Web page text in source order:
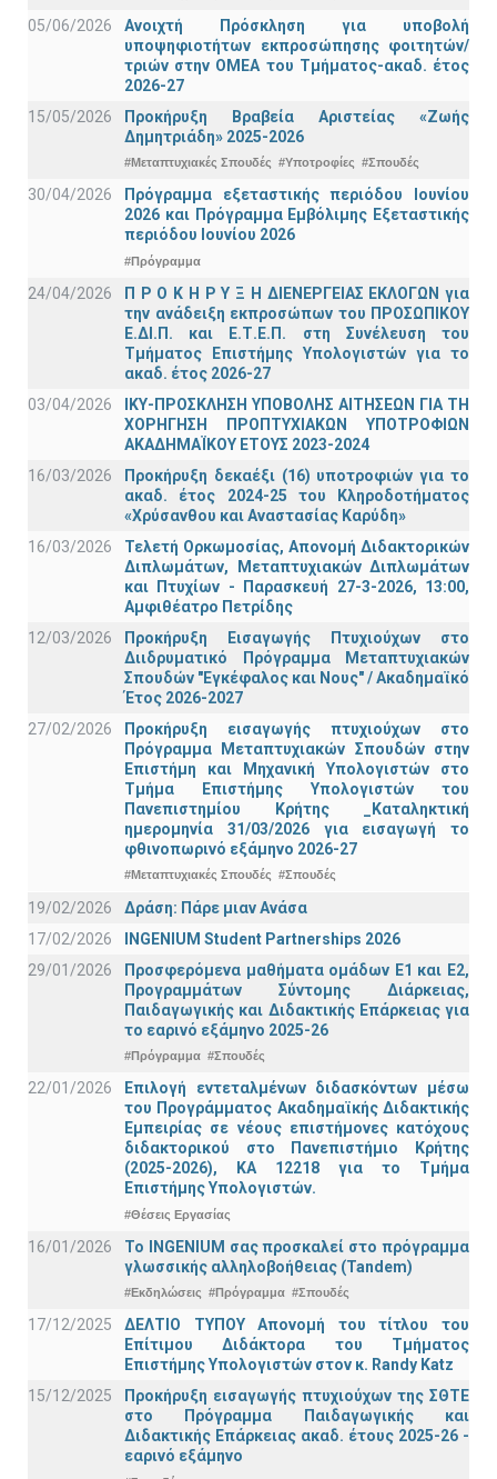
05/06/2026
Ανοιχτή Πρόσκληση για υποβολή
υποψηφιοτήτων εκπροσώπησης φοιτητών/
τριών στην ΟΜΕΑ του Τμήματος-ακαδ. έτος
2026-27
15/05/2026
Προκήρυξη Βραβεία Αριστείας «Ζωής
Δημητριάδη» 2025-2026
#Μεταπτυχιακές Σπουδές #Υποτροφίες #Σπουδές
30/04/2026
Πρόγραμμα εξεταστικής περιόδου Ιουνίου
2026 και Πρόγραμμα Εμβόλιμης Εξεταστικής
περιόδου Ιουνίου 2026
#Πρόγραμμα
24/04/2026
Π Ρ Ο Κ Η Ρ Υ Ξ Η ΔΙΕΝΕΡΓΕΙΑΣ ΕΚΛΟΓΩΝ για
την ανάδειξη εκπροσώπων του ΠΡΟΣΩΠΙΚΟΥ
Ε.ΔΙ.Π. και Ε.Τ.Ε.Π. στη Συνέλευση του
Τμήματος Επιστήμης Υπολογιστών για το
ακαδ. έτος 2026-27
03/04/2026
ΙΚΥ-ΠΡΟΣΚΛΗΣΗ ΥΠΟΒΟΛΗΣ ΑΙΤΗΣΕΩΝ ΓΙΑ ΤΗ
ΧΟΡΗΓΗΣΗ ΠΡΟΠΤΥΧΙΑΚΩΝ ΥΠΟΤΡΟΦΙΩΝ
ΑΚΑΔΗΜΑΪΚΟΥ ΕΤΟΥΣ 2023-2024
16/03/2026
Προκήρυξη δεκαέξι (16) υποτροφιών για το
ακαδ. έτος 2024-25 του Κληροδοτήματος
«Χρύσανθου και Αναστασίας Καρύδη»
16/03/2026
Τελετή Ορκωμοσίας, Απονομή Διδακτορικών
Διπλωμάτων, Μεταπτυχιακών Διπλωμάτων
και Πτυχίων - Παρασκευή 27-3-2026, 13:00,
Αμφιθέατρο Πετρίδης
12/03/2026
Προκήρυξη Εισαγωγής Πτυχιούχων στο
Διιδρυματικό Πρόγραμμα Μεταπτυχιακών
Σπουδών "Εγκέφαλος και Νους" / Ακαδημαϊκό
Έτος 2026-2027
27/02/2026
Προκήρυξη εισαγωγής πτυχιούχων στo
Πρόγραμμα Μεταπτυχιακών Σπουδών στην
Επιστήμη και Μηχανική Υπολογιστών στο
Τμήμα Eπιστήμης Υπολογιστών του
Πανεπιστημίου Κρήτης _Καταληκτική
ημερομηνία 31/03/2026 για εισαγωγή το
φθινοπωρινό εξάμηνο 2026-27
#Μεταπτυχιακές Σπουδές #Σπουδές
19/02/2026
Δράση: Πάρε μιαν Ανάσα
17/02/2026
INGENIUM Student Partnerships 2026
29/01/2026
Προσφερόμενα μαθήματα ομάδων Ε1 και Ε2,
Προγραμμάτων Σύντομης Διάρκειας,
Παιδαγωγικής και Διδακτικής Επάρκειας για
το εαρινό εξάμηνο 2025-26
#Πρόγραμμα #Σπουδές
22/01/2026
Επιλογή εντεταλμένων διδασκόντων μέσω
του Προγράμματος Ακαδημαϊκής Διδακτικής
Εμπειρίας σε νέους επιστήμονες κατόχους
διδακτορικού στο Πανεπιστήμιο Κρήτης
(2025-2026), ΚΑ 12218 για το Τμήμα
Επιστήμης Υπολογιστών.
#Θέσεις Εργασίας
16/01/2026
Το INGENIUM σας προσκαλεί στο πρόγραμμα
γλωσσικής αλληλοβοήθειας (Tandem)
#Εκδηλώσεις #Πρόγραμμα #Σπουδές
17/12/2025
ΔΕΛΤΙΟ ΤΥΠΟΥ Απονομή του τίτλου του
Επίτιμου Διδάκτορα του Τμήματος
Επιστήμης Υπολογιστών στον κ. Randy Katz
15/12/2025
Προκήρυξη εισαγωγής πτυχιούχων της ΣΘΤΕ
στο Πρόγραμμα Παιδαγωγικής και
Διδακτικής Επάρκειας ακαδ. έτους 2025-26 -
εαρινό εξάμηνο